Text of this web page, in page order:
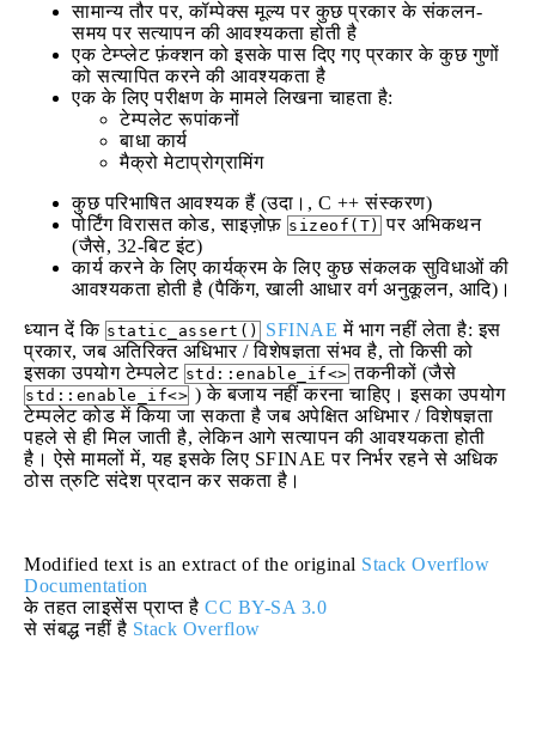
सामान्य तौर पर, कॉम्पेक्स मूल्य पर कुछ प्रकार के संकलन-
समय पर सत्यापन की आवश्यकता होती है
एक टेम्प्लेट फ़ंक्शन को इसके पास दिए गए प्रकार के कुछ गुणों
को सत्यापित करने की आवश्यकता है
एक के लिए परीक्षण के मामले लिखना चाहता है:
टेम्पलेट रूपांकनों
बाधा कार्य
मैक्रो मेटाप्रोग्रामिंग
कुछ परिभाषित आवश्यक हैं (उदा।, C ++ संस्करण)
पोर्टिंग विरासत कोड, साइज़ोफ़ sizeof(T) पर अभिकथन
(जैसे, 32-बिट इंट)
कार्य करने के लिए कार्यक्रम के लिए कुछ संकलक सुविधाओं की
आवश्यकता होती है (पैकिंग, खाली आधार वर्ग अनुकूलन, आदि)।
ध्यान दें कि static_assert() SFINAE में भाग नहीं लेता है: इस
प्रकार, जब अतिरिक्त अधिभार / विशेषज्ञता संभव है, तो किसी को
इसका उपयोग टेम्पलेट std::enable_if<> तकनीकों (जैसे
std::enable_if<> ) के बजाय नहीं करना चाहिए। इसका उपयोग
टेम्पलेट कोड में किया जा सकता है जब अपेक्षित अधिभार / विशेषज्ञता
पहले से ही मिल जाती है, लेकिन आगे सत्यापन की आवश्यकता होती
है। ऐसे मामलों में, यह इसके लिए SFINAE पर निर्भर रहने से अधिक
ठोस त्रुटि संदेश प्रदान कर सकता है।
Modified text is an extract of the original Stack Overflow
Documentation
के तहत लाइसेंस प्राप्त है CC BY-SA 3.0
से संबद्ध नहीं है Stack Overflow